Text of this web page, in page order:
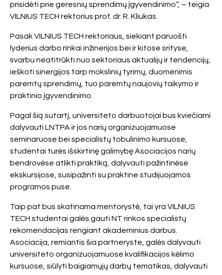
prisidėti prie geresnių sprendimų įgyvendinimo“, – teigia
VILNIUS TECH rektorius prof. dr. R. Kliukas.
Pasak VILNIUS TECH rektoriaus, siekiant paruošti
lyderius darbo rinkai inžinerijos bei ir kitose srityse,
svarbu neatitrūkti nuo sektoriaus aktualijų ir tendencijų,
ieškoti sinergijos tarp mokslinių tyrimų, duomenimis
paremtų sprendimų, tuo paremtų naujovių taikymo ir
praktinio įgyvendinimo.
Pagal šią sutartį, universiteto darbuotojai bus kviečiami
dalyvauti LNTPA ir jos narių organizuojamuose
seminaruose bei specialistų tobulinimo kursuose,
studentai turės išskirtinę galimybę Asociacijos narių
bendrovėse atlikti praktiką, dalyvauti pažintinėse
ekskursijose, susipažinti su praktine studijuojamos
programos puse.
Taip pat bus skatinama mentorystė, tai yra VILNIUS
TECH studentai galės gauti NT rinkos specialistų
rekomendacijas rengiant akademinius darbus.
Asociacija, remiantis šia partneryste, galės dalyvauti
universiteto organizuojamuose kvalifikacijos kėlimo
kursuose, siūlyti baigiamųjų darbų tematikas, dalyvauti